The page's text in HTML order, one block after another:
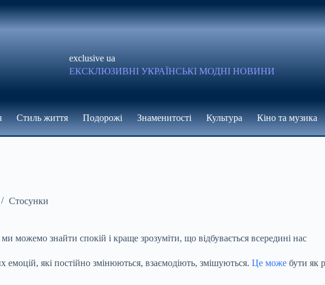
exclusive ua
ЕКСКЛЮЗИВНІ УКРАЇНСЬКІ МОДНІ НОВИНИ
Стиль життя Подорожі Знаменитості Культура Кіно та музика
Стосунки
можемо знайти спокій і краще зрозуміти, що відбувається всередині нас
які постійно змінюються, взаємодіють, змішуються. Це може бути як